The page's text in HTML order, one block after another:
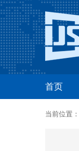
首页
当前位置：